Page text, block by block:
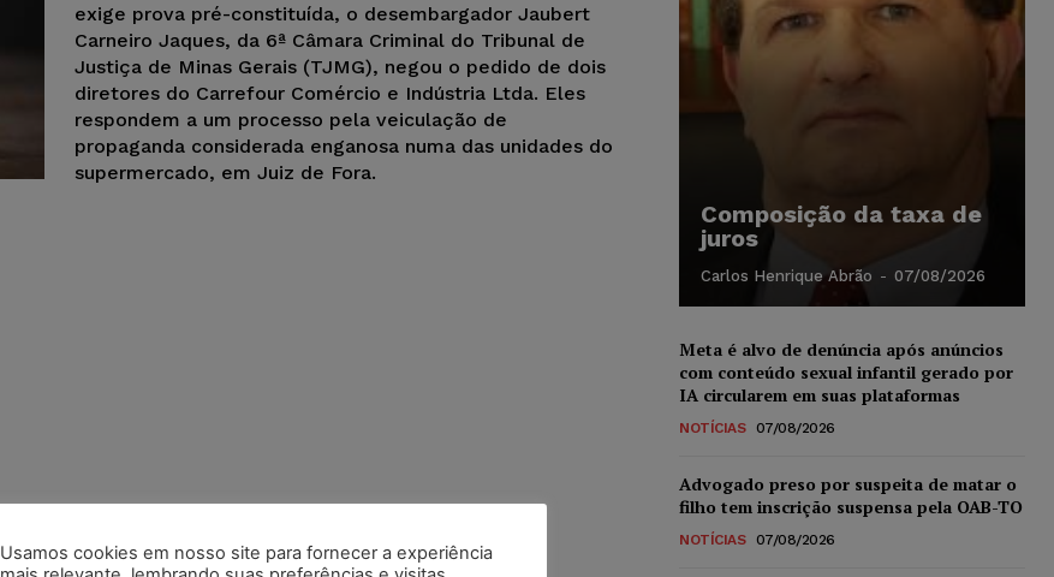
exige prova pré-constituída, o desembargador Jaubert
Carneiro Jaques, da 6ª Câmara Criminal do Tribunal de
Justiça de Minas Gerais (TJMG), negou o pedido de dois
diretores do Carrefour Comércio e Indústria Ltda. Eles
respondem a um processo pela veiculação de
propaganda considerada enganosa numa das unidades do
supermercado, em Juiz de Fora.
Composição da taxa de
juros
Carlos Henrique Abrão - 07/08/2026
Meta é alvo de denúncia após anúncios
com conteúdo sexual infantil gerado por
IA circularem em suas plataformas
NOTÍCIAS 07/08/2026
Advogado preso por suspeita de matar o
filho tem inscrição suspensa pela OAB-TO
NOTÍCIAS 07/08/2026
Usamos cookies em nosso site para fornecer a experiência